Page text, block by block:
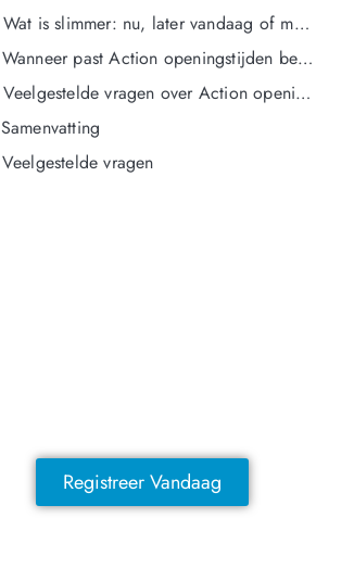
Wat is slimmer: nu, later vandaag of morgen?
Wanneer past Action openingstijden beter dan een categoriepagina?
Veelgestelde vragen over Action openingstijden Enschede
Samenvatting
Veelgestelde vragen
Registreer Vandaag